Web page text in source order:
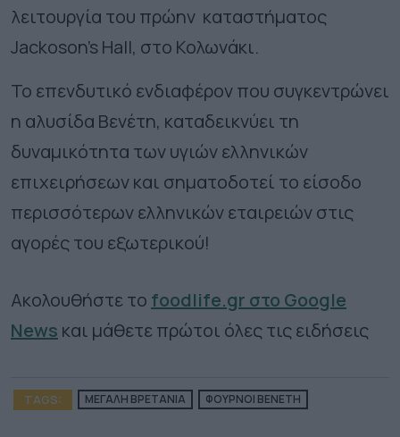
λειτουργία του πρώην καταστήματος
Jackoson’s Hall, στο Κολωνάκι.
Το επενδυτικό ενδιαφέρον που συγκεντρώνει
η αλυσίδα Βενέτη, καταδεικνύει τη
δυναμικότητα των υγιών ελληνικών
επιχειρήσεων και σηματοδοτεί το είσοδο
περισσότερων ελληνικών εταιρειών στις
αγορές του εξωτερικού!
Ακολουθήστε το foodlife.gr στο Google
News και μάθετε πρώτοι όλες τις ειδήσεις
TAGS: ΜΕΓΑΛΗ ΒΡΕΤΑΝΙΑ ΦΟΥΡΝΟΙ ΒΕΝΕΤΗ